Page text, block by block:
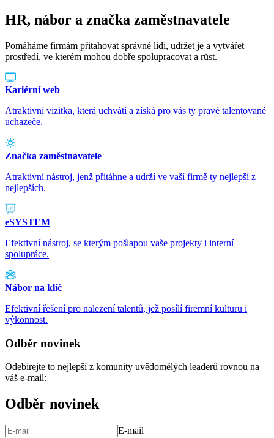
HR, nábor a značka zaměstnavatele
Pomáháme firmám přitahovat správné lidi, udržet je a vytvářet
prostředí, ve kterém mohou dobře spolupracovat a růst.
Kariérní web
Atraktivní vizitka, která uchvátí a získá pro vás ty pravé talentované
uchazeče.
Značka zaměstnavatele
Atraktivní nástroj, jenž přitáhne a udrží ve vaší firmě ty nejlepší z
nejlepších.
eSYSTEM
Efektivní nástroj, se kterým pošlapou vaše projekty i interní
spolupráce.
Nábor na klíč
Efektivní řešení pro nalezení talentů, jež posílí firemní kulturu i
výkonnost.
Odběr novinek
Odebírejte to nejlepší z komunity uvědomělých leaderů rovnou na
váš e-mail:
Odběr novinek
E-mail